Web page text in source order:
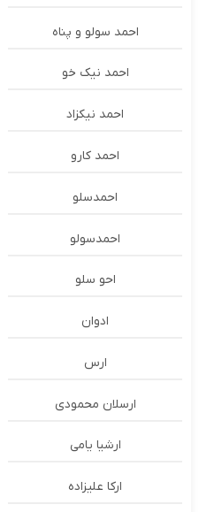
احمد سولو و پناه
احمد نیک خو
احمد نیکزاد
احمد کارو
احمدسلو
احمدسولو
احو سلو
ادوان
ارس
ارسلان محمودی
ارشیا یامی
ارکا علیزاده